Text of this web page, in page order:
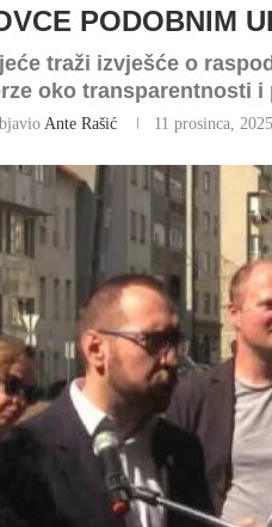
PODOBNIM
traži izvješće o
oko transparentnosti
Ante Rašić 11 prosinca, 2025